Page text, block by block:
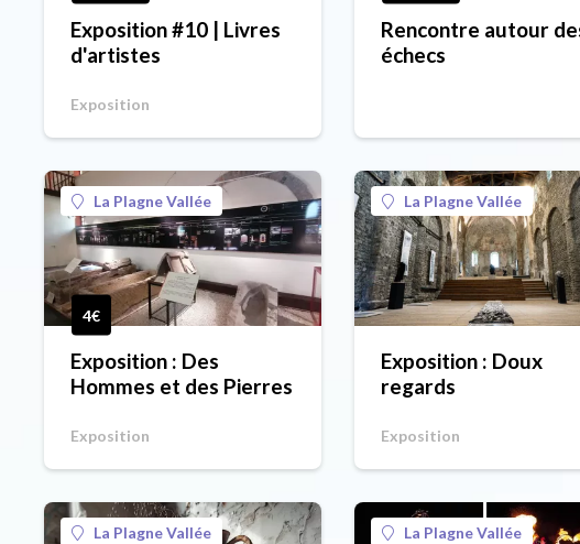
Exposition #10 | Livres
d'artistes
Exposition
Rencontre autour
échecs
La Plagne Vallée
4€
Exposition : Des
Hommes et des Pierres
Exposition
La Plagne Vallée
Exposition : Doux
regards
Exposition
La Plagne Vallée La Plagne Vallée